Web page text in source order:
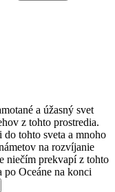
a úžasný svet
z tohto prostredia.
tohto sveta a mnoho
na rozvíjanie
niečím prekvapí z tohto
po Oceáne na konci